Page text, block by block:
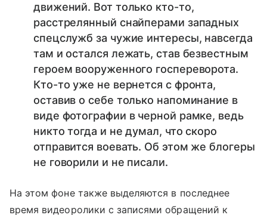
движений. Вот только кто-то,
расстрелянный снайперами западных
спецслужб за чужие интересы, навсегда
там и остался лежать, став безвестным
героем вооруженного госпереворота.
Кто-то уже не вернется с фронта,
оставив о себе только напоминание в
виде фотографии в черной рамке, ведь
никто тогда и не думал, что скоро
отправится воевать. Об этом же блогеры
не говорили и не писали.
На этом фоне также выделяются в последнее
время видеоролики с записями обращений к